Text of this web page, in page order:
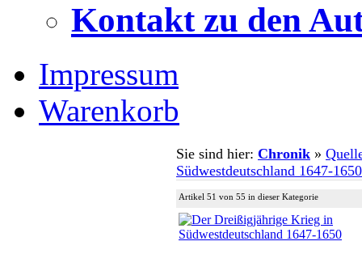
Kontakt zu den
Impressum
Warenkorb
Sie sind hier: Chronik »
Südwestdeutschland 1647-1650
Artikel 51 von 55 in dieser Kategorie